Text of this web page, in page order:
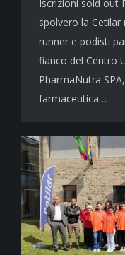
Iscrizioni sold out
spolvero la
runner e podisti
fianco del Centro
PharmaNutra
farmaceutica…